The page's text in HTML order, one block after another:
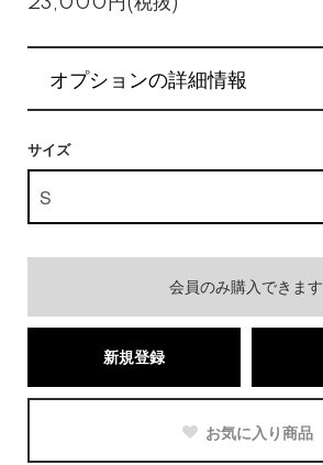
オプションの詳細情報
サイズ
会員のみ購入できます
新規登録
お気に入り商品